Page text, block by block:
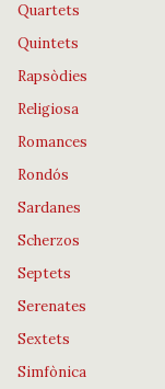
Quartets
Quintets
Rapsòdies
Religiosa
Romances
Rondós
Sardanes
Scherzos
Septets
Serenates
Sextets
Simfònica